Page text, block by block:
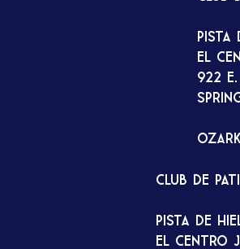
Pista
El
922
Club de
Pista de
El Centro